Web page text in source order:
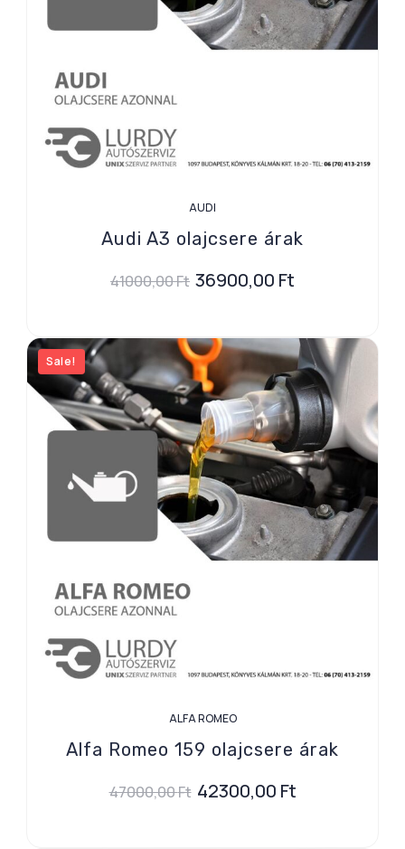
AUDI
Audi A3 olajcsere árak
41000,00Ft 36900,00 Ft
Sale!
ALFA ROMEO
Alfa Romeo 159 olajcsere árak
47000,00Ft 42300,00 Ft